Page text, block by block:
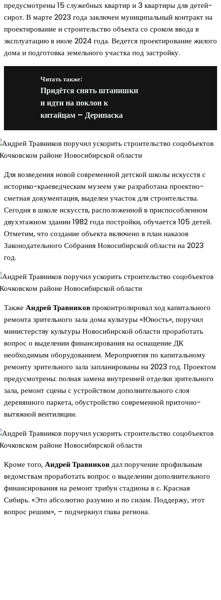
предусмотрены 15 служебных квартир и 3 квартиры для детей-
сирот. В марте 2023 года заключен муниципальный контракт на
проектирование и строительство объекта со сроком ввода в
эксплуатацию в июле 2024 года. Ведется проектирование жилого
дома и подготовка земельного участка под застройку.
Читать также:
Придётся снять штанишки
и идти на поклон к
китайцам – Дерипаска
Для возведения новой современной детской школы искусств с
историко-краеведческим музеем уже разработана проектно-
сметная документация, выделен участок для строительства.
Сегодня в школе искусств, расположенной в приспособленном
двухэтажном здании 1982 года постройки, обучается 105 детей.
Отметим, что создание объекта включено в план наказов
Законодательного Собрания Новосибирской области на 2023
год.
Также Андрей Травниковпроконтролировал ход капитального
ремонта зрительного зала дома культуры «Юность», поручил
министерству культуры Новосибирской области проработать
вопрос о выделении финансирования на оснащение ДК
необходимым оборудованием. Мероприятия по капитальному
ремонту зрительного зала запланированы на 2023 год. Проектом
предусмотрены: полная замена внутренней отделки зрительного
зала, ремонт сцены с устройством дополнительного слоя
деревянного паркета, обустройство современной приточно-
вытяжной вентиляции.
Кроме того,Андрей Травниковдал поручение профильным
ведомствам проработать вопрос о выделении дополнительного
финансирования на ремонт трибун стадиона в с. Красная
Сибирь. «Это абсолютно разумно и по силам. Поддержу, этот
вопрос решим», – подчеркнул глава региона.